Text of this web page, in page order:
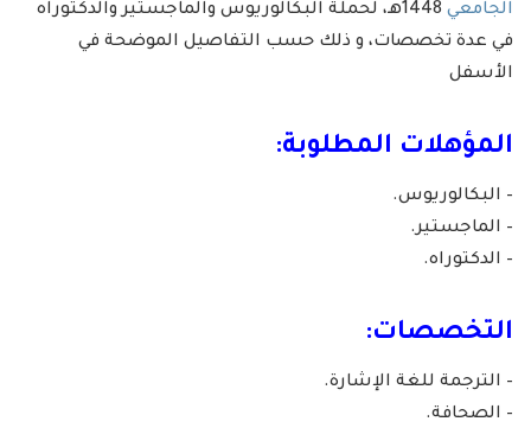
الجامعي
1448هـ، لحملة البكالوريوس والماجستير والدكتوراه
في عدة تخصصات، و ذلك حسب التفاصيل الموضحة في
الأسفل
المؤهلات المطلوبة:
– البكالوريوس.
– الماجستير.
– الدكتوراه.
التخصصات:
– الترجمة للغة الإشارة.
– الصحافة.